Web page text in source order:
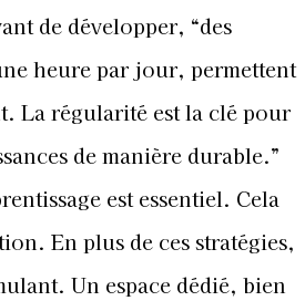
de développer, “des
heure par jour, permettent
La régularité est la clé pour
de manière durable.”
est essentiel. Cela
En plus de ces stratégies,
Un espace dédié, bien